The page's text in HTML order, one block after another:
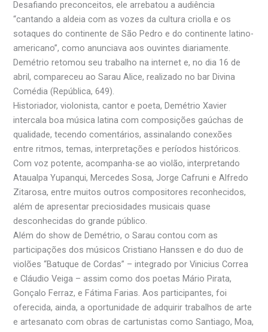
Desafiando preconceitos, ele arrebatou a audiência
“cantando a aldeia com as vozes da cultura criolla e os
sotaques do continente de São Pedro e do continente latino-
americano”, como anunciava aos ouvintes diariamente.
Demétrio retomou seu trabalho na internet e, no dia 16 de
abril, compareceu ao Sarau Alice, realizado no bar Divina
Comédia (República, 649).
Historiador, violonista, cantor e poeta, Demétrio Xavier
intercala boa música latina com composições gaúchas de
qualidade, tecendo comentários, assinalando conexões
entre ritmos, temas, interpretações e períodos históricos.
Com voz potente, acompanha-se ao violão, interpretando
Ataualpa Yupanqui, Mercedes Sosa, Jorge Cafruni e Alfredo
Zitarosa, entre muitos outros compositores reconhecidos,
além de apresentar preciosidades musicais quase
desconhecidas do grande público.
Além do show de Demétrio, o Sarau contou com as
participações dos músicos Cristiano Hanssen e do duo de
violões “Batuque de Cordas” – integrado por Vinicius Correa
e Cláudio Veiga – assim como dos poetas Mário Pirata,
Gonçalo Ferraz, e Fátima Farias. Aos participantes, foi
oferecida, ainda, a oportunidade de adquirir trabalhos de arte
e artesanato com obras de cartunistas como Santiago, Moa,